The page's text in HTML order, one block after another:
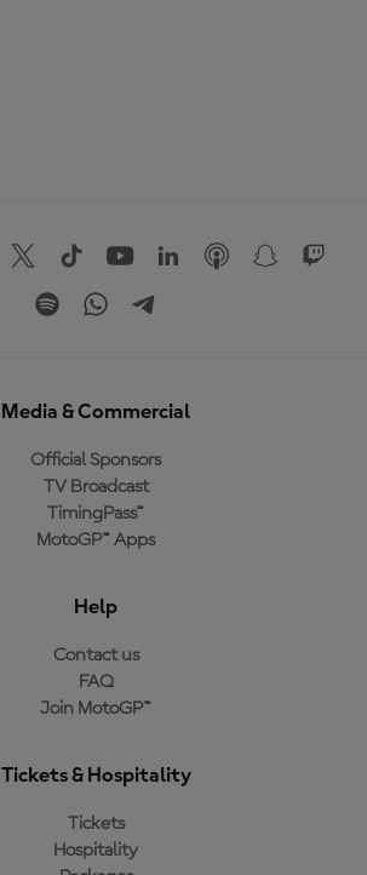
Media & Commercial
Official Sponsors
TV Broadcast
TimingPass™
MotoGP™ Apps
Help
Contact us
FAQ
Join MotoGP™
Tickets & Hospitality
Tickets
Hospitality